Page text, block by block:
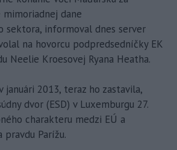
mimoriadnej dane
sektora, informoval dnes server
na hovorcu podpredsedníčky EK
Neelie Kroesovej Ryana Heatha.
januári 2013, teraz ho zastavila,
dvor (ESD) v Luxemburgu 27.
charakteru medzi EÚ a
pravdu Parížu.